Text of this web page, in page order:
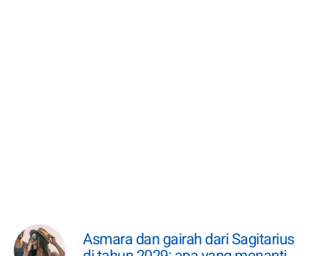
Asmara dan gairah dari Sagitarius